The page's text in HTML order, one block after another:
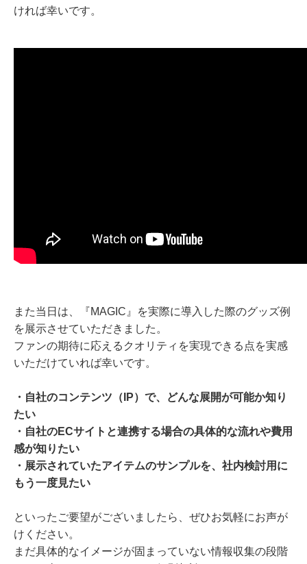
ければ幸いです。
また当日は、『MAGIC』を実際に導入した際のグッズ例
を展示させていただきました。
ファンの期待に応えるクオリティを実現できる点を実感
いただけていれば幸いです。
・自社のコンテンツ（IP）で、どんな展開が可能か知り
たい
・自社のECサイトと連携する場合の具体的な流れや費用
感が知りたい
・展示されていたアイテムのサンプルを、社内検討用に
もう一度見たい
といったご要望がございましたら、ぜひお気軽にお声が
けください。
まだ具体的なイメージが固まっていない情報収集の段階